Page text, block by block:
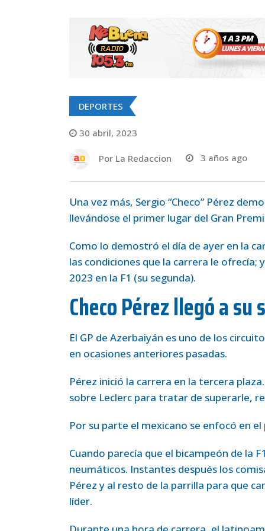
DEPORTES
30 abril, 2023
Por La Redaccion 3 años ago
Una vez más, Sergio “Checo” Pérez
llevándose el primer lugar del Gran
Como lo demostró el día de ayer en la
las condiciones que la carrera le
2023 en la F1 (su segunda).
Checo Pérez llegó a
El GP de Azerbaiyán es uno de los
en ocasiones anteriores pasadas.
Pérez inició la carrera en la tercera
sobre Leclerc para tratar de superarle,
Por su parte el mexicano se enfocó en
Cuando parecía que el bicampeón de la
neumáticos. Instantes después los
Pérez y al resto de la parrilla para que
líder.